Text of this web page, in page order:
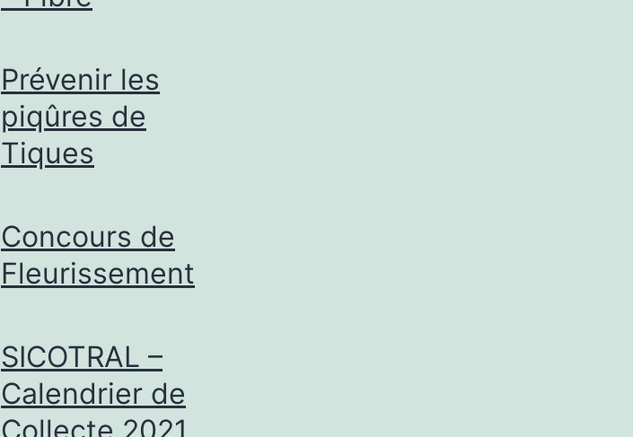
Prévenir les
piqûres de
Tiques
Concours de
Fleurissement
SICOTRAL –
Calendrier de